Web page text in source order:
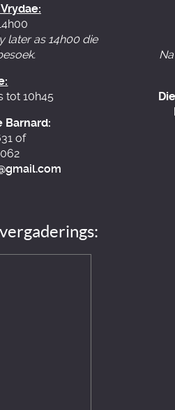
later as 14h00 die
tot 10h45
Barnard:
of